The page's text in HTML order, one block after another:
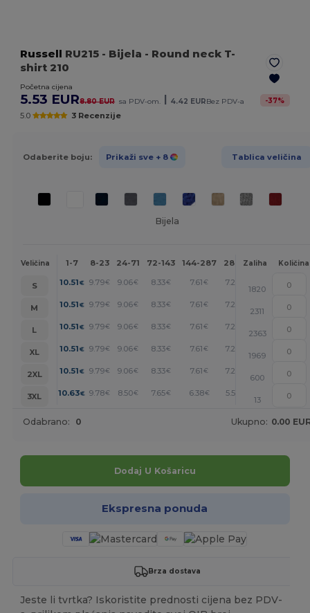
Russell RU215 - Bijela - Round neck T-
shirt 210
Početna cijena
5.53 EUR8.80 EUR sa PDV-om. | 4.42 EURBez PDV-a -37%
5.0 3 Recenzije
Odaberite boju: Prikaži sve + 8 Tablica veličina
Bijela
Veličina 1-7 8-23 24-71 72-143 144-287 288 + Više
Zaliha Količina
S 10.51€ 9.79€ 9.06€ 8.33€ 7.61 € 7.25 +
1820
M
10.51€ 9.79€ 9.06€ 8.33€ 7.61 € 7.25 +
2311
L
10.51€ 9.79€ 9.06€ 8.33€ 7.61 € 7.25 +
2363
XL
10.51€ 9.79€ 9.06€ 8.33€ 7.61 € 7.25 +
1969
2XL
10.51€ 9.79€ 9.06€ 8.33€ 7.61 € 7.25 +
600
3XL
10.63€ 9.78€ 8.50€ 7.65€ 6.38€ 5.53 +
13
Odabrano: 0 Ukupno: 0.00
Dodaj U Košaricu
Ekspresna ponuda
Brza dostava
Jeste li tvrtka? Iskoristite prednosti cijena bez PDV-